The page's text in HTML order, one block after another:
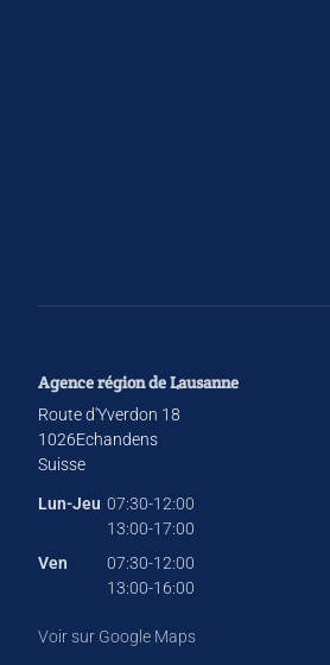
Agence région de Lausanne
Route d'Yverdon 18
1026Echandens
Suisse
Lun-Jeu 07:30-12:00
13:00-17:00
Ven
07:30-12:00
13:00-16:00
Voir sur Google Maps